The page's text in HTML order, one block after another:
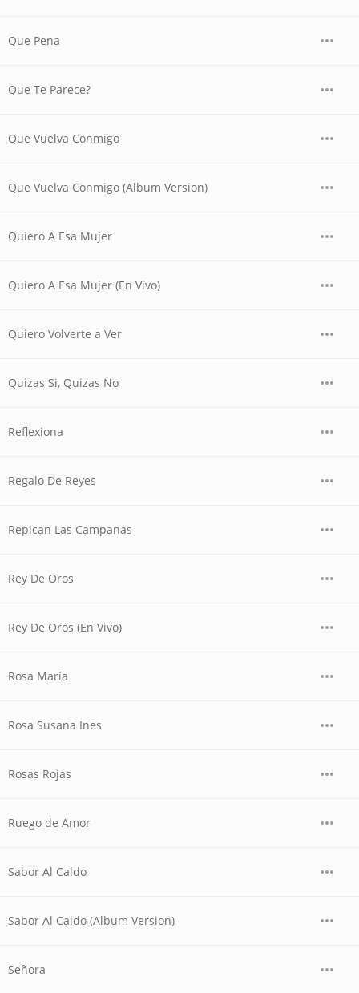
Que Pena
Que Te Parece?
Que Vuelva Conmigo
Que Vuelva Conmigo (Album Version)
Quiero A Esa Mujer
Quiero A Esa Mujer (En Vivo)
Quiero Volverte a Ver
Quizas Si, Quizas No
Reflexiona
Regalo De Reyes
Repican Las Campanas
Rey De Oros
Rey De Oros (En Vivo)
Rosa María
Rosa Susana Ines
Rosas Rojas
Ruego de Amor
Sabor Al Caldo
Sabor Al Caldo (Album Version)
Señora